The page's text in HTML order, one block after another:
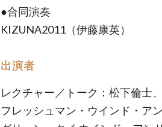
●合同演奏
KIZUNA2011（伊藤康英）
出演者
レクチャー／トーク：松下倫士
フレッシュマン・ウインド・ア